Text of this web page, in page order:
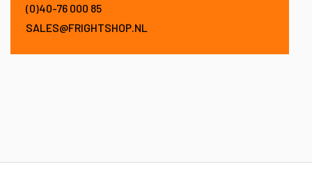
(0)40-76 000 85
SALES@FRIGHTSHOP.NL